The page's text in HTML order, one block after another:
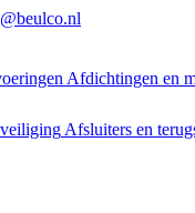
Afdichtingen en
Afsluiters en